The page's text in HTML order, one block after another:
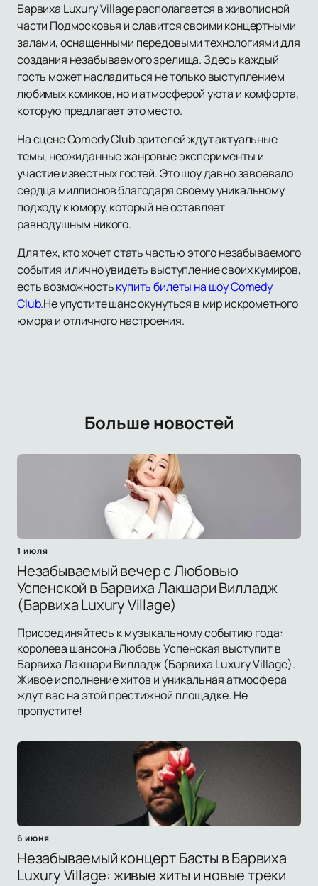
Барвиха Luxury Village располагается в живописной
части Подмосковья и славится своими концертными
залами, оснащенными передовыми технологиями для
создания незабываемого зрелища. Здесь каждый
гость может насладиться не только выступлением
любимых комиков, но и атмосферой уюта и комфорта,
которую предлагает это место.
На сцене Comedy Club зрителей ждут актуальные
темы, неожиданные жанровые эксперименты и
участие известных гостей. Это шоу давно завоевало
сердца миллионов благодаря своему уникальному
подходу к юмору, который не оставляет
равнодушным никого.
Для тех, кто хочет стать частью этого незабываемого
события и лично увидеть выступление своих кумиров,
есть возможностькупить билеты на шоу Comedy
Club.Не упустите шанс окунуться в мир искрометного
юмора и отличного настроения.
Больше новостей
1 июля
Незабываемый вечер с Любовью
Успенской в Барвиха Лакшари Вилладж
(Барвиха Luxury Village)
Присоединяйтесь к музыкальному событию года:
королева шансона Любовь Успенская выступит в
Барвиха Лакшари Вилладж (Барвиха Luxury Village).
Живое исполнение хитов и уникальная атмосфера
ждут вас на этой престижной площадке. Не
пропустите!
6 июня
Незабываемый концерт Басты в Барвиха
Luxury Village: живые хиты и новые треки